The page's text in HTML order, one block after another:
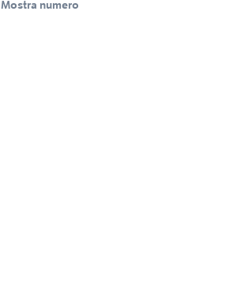
Mostra numero